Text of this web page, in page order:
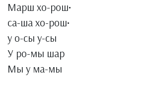
Марш хо-рош•
са-ша хо-рош•
у о-сы у-сы
У ро-мы шар
Мы у ма-мы